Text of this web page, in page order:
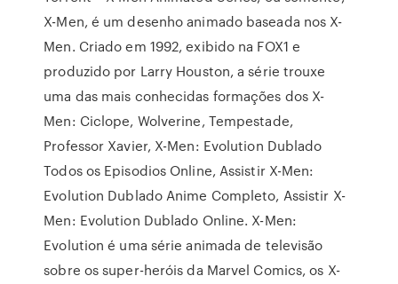
X-Men, é um desenho animado baseada nos X-
Men. Criado em 1992, exibido na FOX1 e
produzido por Larry Houston, a série trouxe
uma das mais conhecidas formações dos X-
Men: Ciclope, Wolverine, Tempestade,
Professor Xavier, X-Men: Evolution Dublado
Todos os Episodios Online, Assistir X-Men:
Evolution Dublado Anime Completo, Assistir X-
Men: Evolution Dublado Online. X-Men:
Evolution é uma série animada de televisão
sobre os super-heróis da Marvel Comics, os X-